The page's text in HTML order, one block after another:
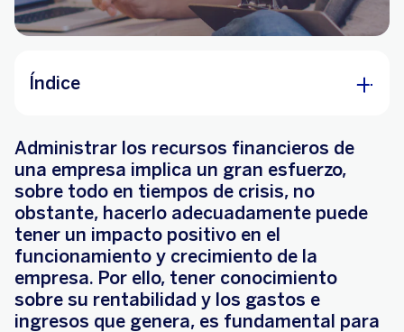
Índice
Tipos de recursos financieros
Administrar los recursos financieros de
una empresa implica un gran esfuerzo,
sobre todo en tiempos de crisis, no
obstante, hacerlo adecuadamente puede
tener un impacto positivo en el
funcionamiento y crecimiento de la
empresa. Por ello, tener conocimiento
sobre su rentabilidad y los gastos e
ingresos que genera, es fundamental para